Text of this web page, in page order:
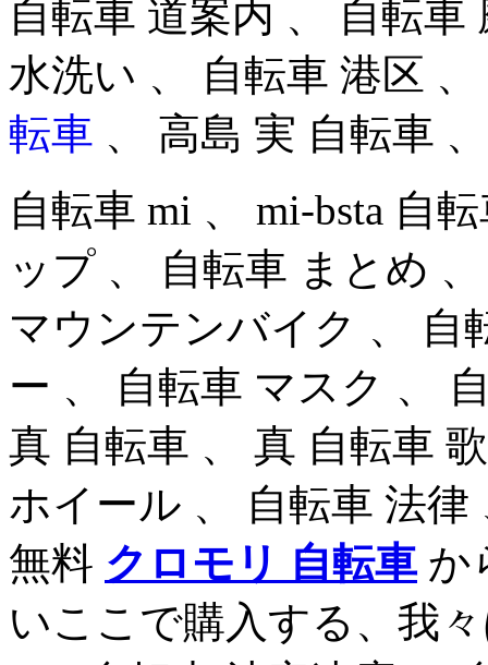
自転車 道案内 、 自転
水洗い 、 自転車 港区
転車 、 高島 実 自転車
自転車 mi 、 mi-bsta 自
ップ 、 自転車 まとめ
マウンテンバイク 、 自
ー 、 自転車 マスク 、
真 自転車 、 真 自転車
ホイール 、 自転車 法
無料 クロモリ 自転車 か
いここで購入する、我